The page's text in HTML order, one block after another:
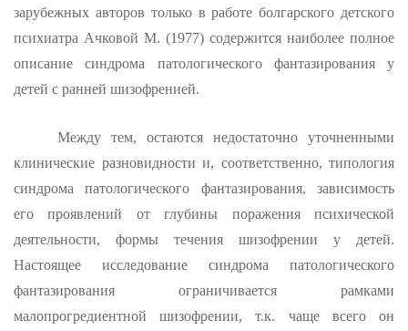
зарубежных авторов только в работе болгарского детско­го
психиатра Ачковой М. (1977) содержится наиболее полное
описа­ние синдрома патологического фантазирования у
детей с ранней ши­зофренией.
Между тем, остаются недостаточно уточненными
клинические разновидности и, соответственно, типология
синдрома патологиче­ского фантазирования, зависимость
его проявлений от глубины по­ражения психической
деятельности, формы течения шизофрении у де­тей.
Настоящее исследование синдрома патологического
фантазиро­вания ограничивается рамками
малопрогредиентной шизофрении, т.к. чаще всего он